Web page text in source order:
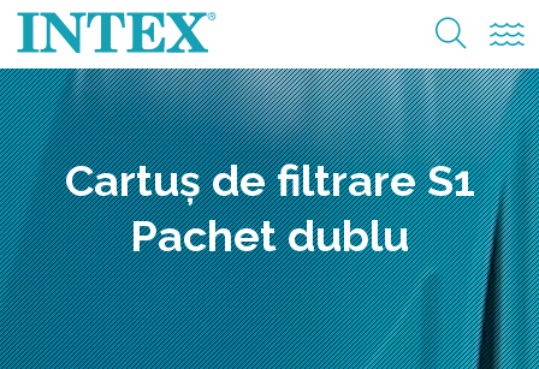
Cartuș de filtrare S1
Pachet dublu